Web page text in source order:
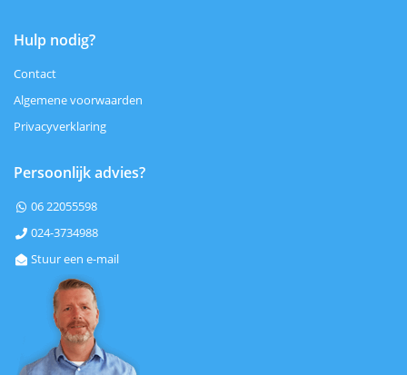
Hulp nodig?
Contact
Algemene voorwaarden
Privacyverklaring
Persoonlijk advies?
 06 22055598
 024-3734988
 Stuur een e-mail